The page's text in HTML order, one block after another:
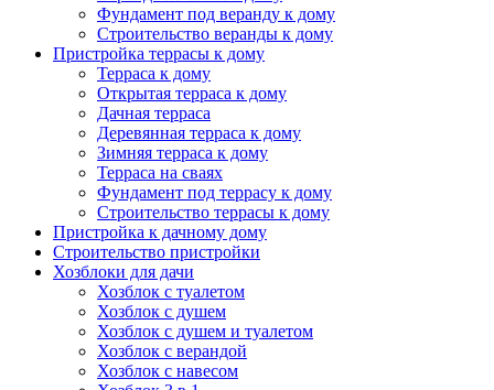
Фундамент под веранду к дому
Строительство веранды к дому
Пристройка террасы к дому
Терраса к дому
Открытая терраса к дому
Дачная терраса
Деревянная терраса к дому
Зимняя терраса к дому
Терраса на сваях
Фундамент под террасу к дому
Строительство террасы к дому
Пристройка к дачному дому
Строительство пристройки
Хозблоки для дачи
Хозблок с туалетом
Хозблок с душем
Хозблок с душем и туалетом
Хозблок с верандой
Хозблок с навесом